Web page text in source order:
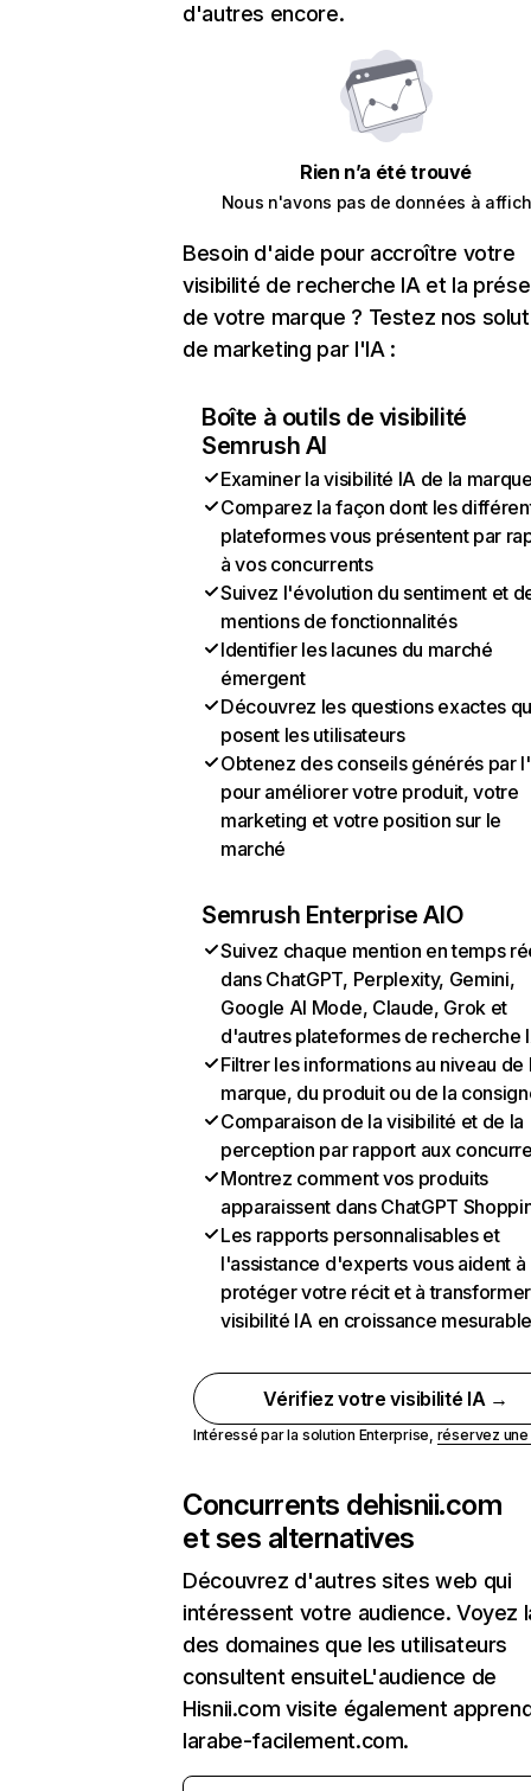
d'autres encore.
Rien n’a été trouvé
Nous n'avons pas de données à
Besoin d'aide pour accroître votre
visibilité de recherche IA et la
de votre marque ? Testez nos
de marketing par l'IA :
Boîte à outils de visibilité
Semrush AI
Examiner la visibilité IA de la
Comparez la façon dont les
plateformes vous présentent par
à vos concurrents
Suivez l'évolution du sentiment et
mentions de fonctionnalités
Identifier les lacunes du marché
émergent
Découvrez les questions exactes
posent les utilisateurs
Obtenez des conseils générés par
pour améliorer votre produit, votre
marketing et votre position sur le
marché
Semrush Enterprise AIO
Suivez chaque mention en temps
dans ChatGPT, Perplexity, Gemini,
Google AI Mode, Claude, Grok et
d'autres plateformes de recherche
Filtrer les informations au niveau de
marque, du produit ou de la
Comparaison de la visibilité et de la
perception par rapport aux
Montrez comment vos produits
apparaissent dans ChatGPT
Les rapports personnalisables et
l'assistance d'experts vous aident à
protéger votre récit et à
visibilité IA en croissance
Vérifiez votre visibilité IA →
Intéressé par la solution Enterprise, réservez
Concurrents dehisnii.com
et ses alternatives
Découvrez d'autres sites web qui
intéressent votre audience. Voyez
des domaines que les utilisateurs
consultent ensuiteL'audience de
Hisnii.com visite également
larabe-facilement.com.